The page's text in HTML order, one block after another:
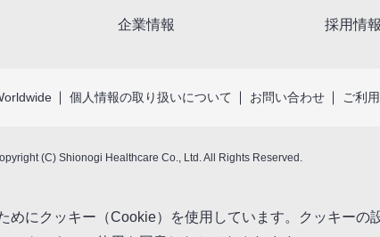
企業情報 採用情報
個人情報の取り扱いについて お問い合わせ ご利
(C) Shionogi Healthcare Co., Ltd. All Rights Reserved.
にクッキー（Cookie）を使用しています。クッキーの